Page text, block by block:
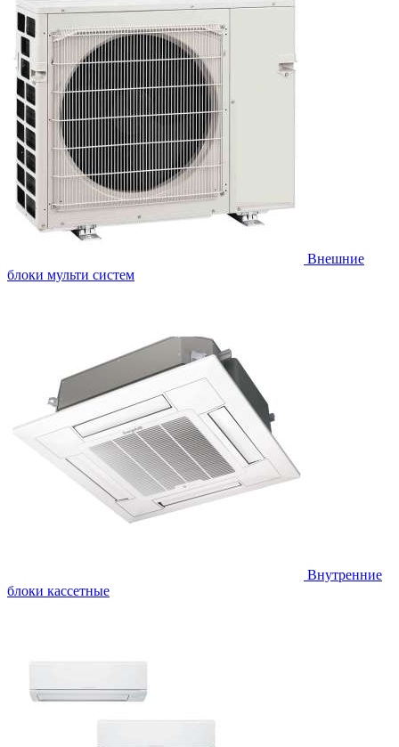
Внешние
блоки мульти систем
Внутренние
блоки кассетные